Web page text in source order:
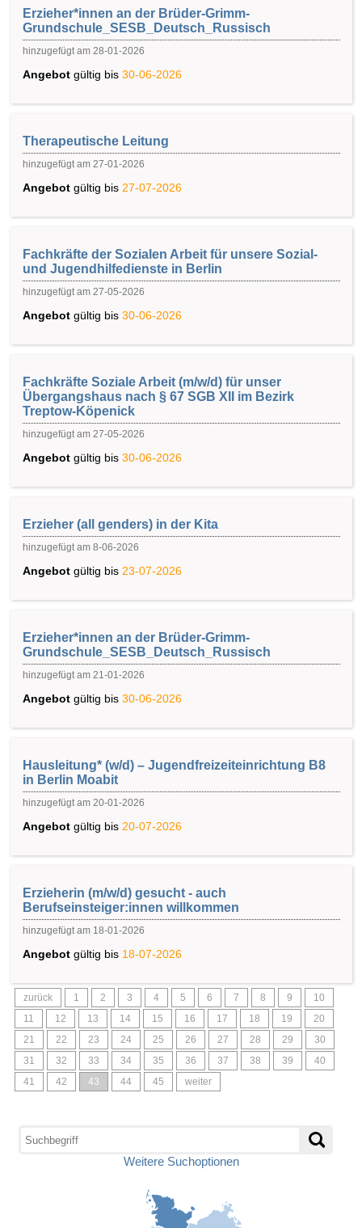
Erzieher*innen an der Brüder-Grimm-
Grundschule_SESB_Deutsch_Russisch
hinzugefügt am 28-01-2026
Angebot gültig bis 30-06-2026
Therapeutische Leitung
hinzugefügt am 27-01-2026
Angebot gültig bis 27-07-2026
Fachkräfte der Sozialen Arbeit für unsere Sozial-
und Jugendhilfedienste in Berlin
hinzugefügt am 27-05-2026
Angebot gültig bis 30-06-2026
Fachkräfte Soziale Arbeit (m/w/d) für unser
Übergangshaus nach § 67 SGB XII im Bezirk
Treptow-Köpenick
hinzugefügt am 27-05-2026
Angebot gültig bis 30-06-2026
Erzieher (all genders) in der Kita
hinzugefügt am 8-06-2026
Angebot gültig bis 23-07-2026
Erzieher*innen an der Brüder-Grimm-
Grundschule_SESB_Deutsch_Russisch
hinzugefügt am 21-01-2026
Angebot gültig bis 30-06-2026
Hausleitung* (w/d) – Jugendfreizeiteinrichtung B8
in Berlin Moabit
hinzugefügt am 20-01-2026
Angebot gültig bis 20-07-2026
Erzieherin (m/w/d) gesucht - auch
Berufseinsteiger:innen willkommen
hinzugefügt am 18-01-2026
Angebot gültig bis 18-07-2026
zurück 1 2 3 4 5 6 7 8 9 10
11 12 13 14 15 16 17 18 19 20
21 22 23 24 25 26 27 28 29 30
31 32 33 34 35 36 37 38 39 40
41 42 43 44 45 weiter
Weitere Suchoptionen